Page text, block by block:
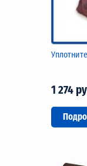
1 274